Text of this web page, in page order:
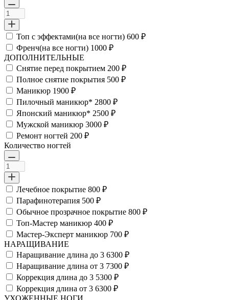
Топ с эффектами(на все ногти) 600 ₽
Френч(на все ногти) 1000 ₽
ДОПОЛНИТЕЛЬНЫЕ
Снятие перед покрытием 200 ₽
Полное снятие покрытия 500 ₽
Маникюр 1900 ₽
Пилочный маникюр* 2800 ₽
Японский маникюр* 2500 ₽
Мужской маникюр 3000 ₽
Ремонт ногтей 200 ₽
Количество ногтей
Лечебное покрытие 800 ₽
Парафинотерапия 500 ₽
Обычное прозрачное покрытие 800 ₽
Топ-Мастер маникюр 400 ₽
Мастер-Эксперт маникюр 700 ₽
НАРАЩИВАНИЕ
Наращивание длина до 3 6300 ₽
Наращивание длина от 3 7300 ₽
Коррекция длина до 3 5300 ₽
Коррекция длина от 3 6300 ₽